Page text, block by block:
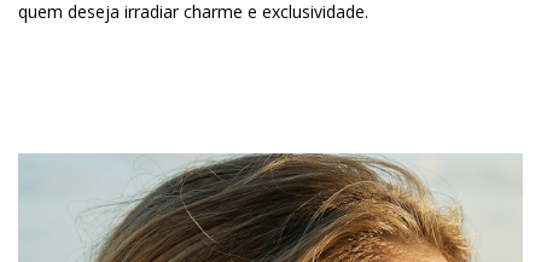
quem deseja irradiar charme e exclusividade.